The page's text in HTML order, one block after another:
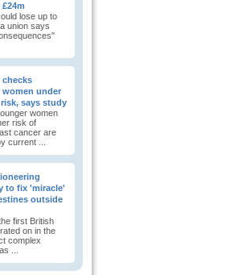
lose up to
union says
checks
under
says study
women
risk of
cancer are
current ...
to fix 'miracle'
outside
first British
on in the
complex
...